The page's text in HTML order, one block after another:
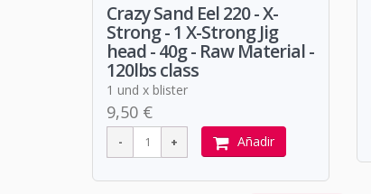
Crazy Sand Eel 220 - X-
Strong - 1 X-Strong Jig
head - 40g - Raw Material -
120lbs class
1 und x blister
9,50 €
Añadir